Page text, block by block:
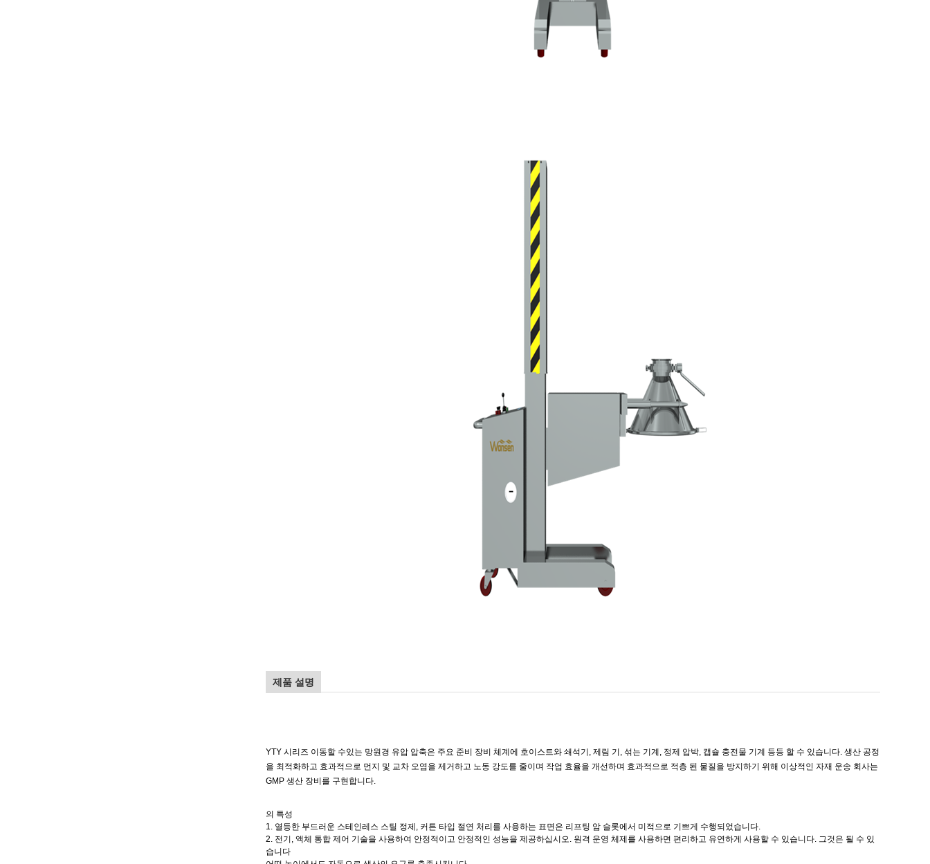
제품 설명
YTY 시리즈 이동할 수있는 망원경 유압 압축은 주요 준비 장비 체계에 호이스트와 쇄석기, 제림 기, 섞는 기계, 정제 압박, 캡슐 충전물 기계 등등 할 수 있습니다. 생산 공정
을 최적화하고 효과적으로 먼지 및 교차 오염을 제거하고 노동 강도를 줄이며 작업 효율을 개선하며 효과적으로 적층 된 물질을 방지하기 위해 이상적인 자재 운송 회사는
GMP 생산 장비를 구현합니다.
의 특성
1. 열등한 부드러운 스테인레스 스틸 정제, 커튼 타입 절연 처리를 사용하는 표면은 리프팅 암 슬롯에서 미적으로 기쁘게 수행되었습니다.
2. 전기, 액체 통합 제어 기술을 사용하여 안정적이고 안정적인 성능을 제공하십시오. 원격 운영 체제를 사용하면 편리하고 유연하게 사용할 수 있습니다. 그것은 될 수 있
습니다